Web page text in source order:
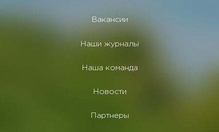
Вакансии
Наши журналы
Наша команда
Новости
Партнеры